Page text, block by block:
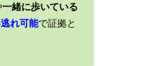
一緒に歩いている
れ可能で証拠と